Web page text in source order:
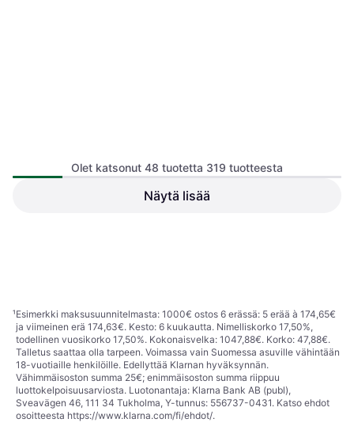
Wreck-It Ralph Nintendo Wii
Olet katsonut 48 tuotetta 319 tuotteesta
Näytä lisää
¹Esimerkki maksusuunnitelmasta: 1000€ ostos 6 erässä: 5 erää à 174,65€
ja viimeinen erä 174,63€. Kesto: 6 kuukautta. Nimelliskorko 17,50%,
todellinen vuosikorko 17,50%. Kokonaisvelka: 1047,88€. Korko: 47,88€.
Talletus saattaa olla tarpeen. Voimassa vain Suomessa asuville vähintään
18-vuotiaille henkilöille. Edellyttää Klarnan hyväksynnän.
Vähimmäisoston summa 25€; enimmäisoston summa riippuu
luottokelpoisuusarviosta. Luotonantaja: Klarna Bank AB (publ),
Sveavägen 46, 111 34 Tukholma, Y-tunnus: 556737-0431. Katso ehdot
osoitteesta https://www.klarna.com/fi/ehdot/.